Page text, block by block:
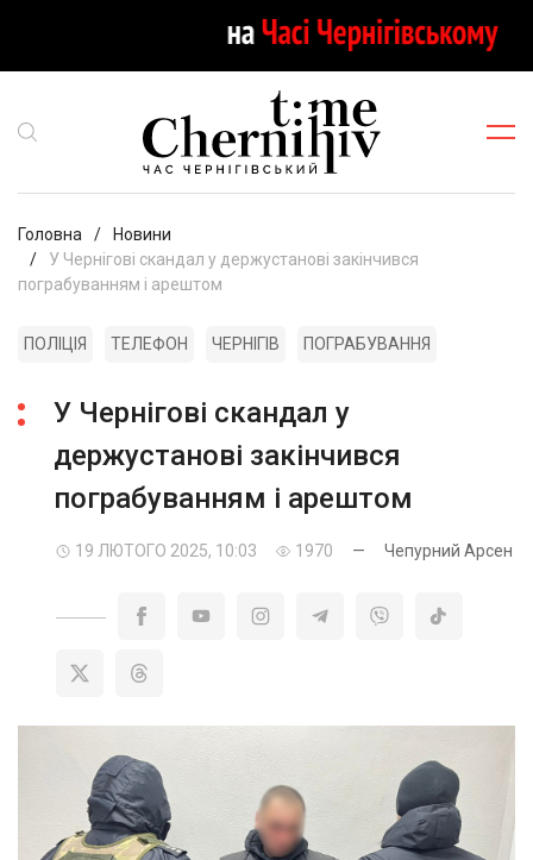
Головна
Новини
У Чернігові скандал у держустанові закінчився
пограбуванням і арештом
ПОЛІЦІЯ ТЕЛЕФОН ЧЕРНІГІВ ПОГРАБУВАННЯ
У Чернігові скандал у
держустанові закінчився
пограбуванням і арештом
19 ЛЮТОГО 2025, 10:03 1970 — Чепурний Арсен